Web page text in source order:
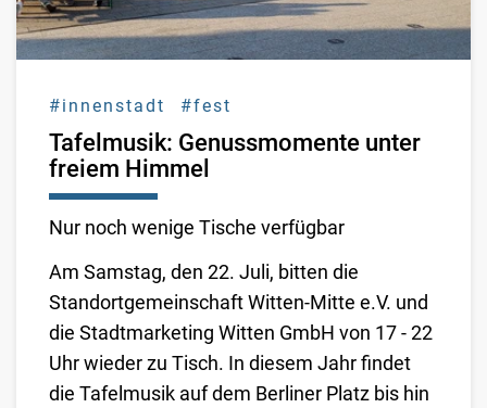
#innenstadt #fest
Tafelmusik: Genussmomente unter
freiem Himmel
Nur noch wenige Tische verfügbar
Am Samstag, den 22. Juli, bitten die
Standortgemeinschaft Witten-Mitte e.V. und
die Stadtmarketing Witten GmbH von 17 - 22
Uhr wieder zu Tisch. In diesem Jahr findet
die Tafelmusik auf dem Berliner Platz bis hin